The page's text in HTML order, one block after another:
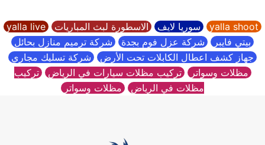
yalla shoot سوريا لايف الاسطورة لبث المباريات yalla live
بيتي فايبر شركة عزل فوم بجدة شركة ترميم منازل بحائل
جهاز كشف اعطال الكابلات تحت الأرض شركة تسليك مجاري
مظلات وسواتر تركيب مظلات سيارات في الرياض تركيب
مظلات في الرياض مظلات وسواتر